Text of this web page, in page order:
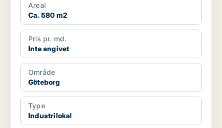
Areal
Ca. 580 m2
Pris pr. md.
Inte angivet
Område
Göteborg
Type
Industrilokal